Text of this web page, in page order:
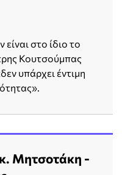
στο ίδιο το
Κουτσούμπας
υπάρχει έντιμη
Μητσοτάκη -